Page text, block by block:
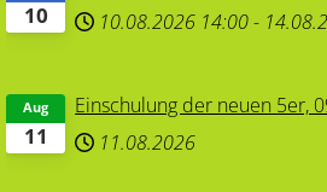
10
10.08.2026 14:00-
11
Aug
Einschulung der neuen 5er,
11.08.2026